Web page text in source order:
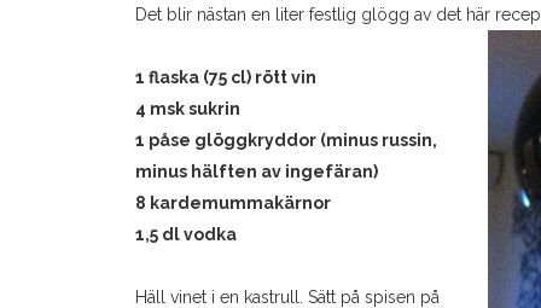
Det blir nästan en liter festlig glögg av det här
1 flaska (75 cl) rött vin
4 msk sukrin
1 påse glöggkryddor (minus russin,
minus hälften av ingefäran)
8 kardemummakärnor
1,5 dl vodka
Häll vinet i en kastrull. Sätt på spisen på